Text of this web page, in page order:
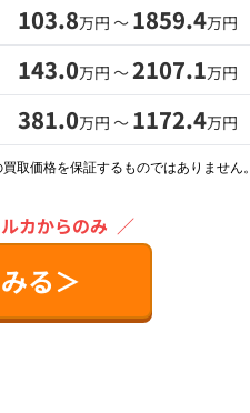
103.8万円 〜 1859.4万円
143.0万円 〜2107.1万円
381.0万円 〜 1172.4万円
取価格を保証するものではありません。
カからのみ ／
る＞